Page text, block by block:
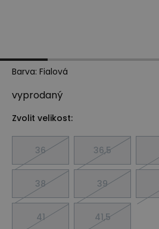
Barva: Fialová
vyprodaný
Zvolit velikost:
36 36,5
38 39
41 41,5